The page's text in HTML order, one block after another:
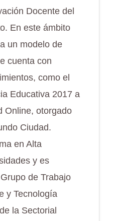
Docente del
En este ámbito
un modelo de
cuenta con
como el
Educativa 2017 a
Online, otorgado
Ciudad.
en Alta
y es
de Trabajo
y Tecnología
la Sectorial